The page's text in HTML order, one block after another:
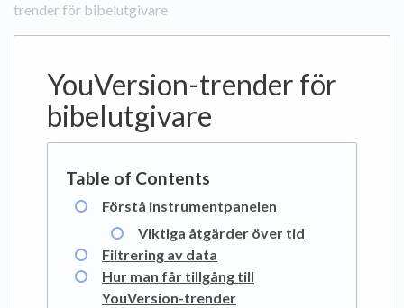
trender för bibelutgivare
YouVersion-trender för
bibelutgivare
Förstå instrumentpanelen
Viktiga åtgärder över tid
Filtrering av data
Hur man får tillgång till
YouVersion-trender